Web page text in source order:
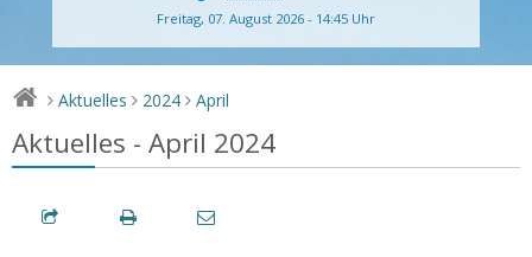
Freitag, 07. August 2026 - 14:45 Uhr
> Aktuelles > 2024 > April
Aktuelles - April 2024